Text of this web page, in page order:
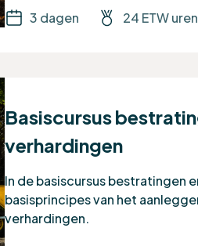
3 dagen 24 ETW uren
Basiscursus
verhardingen
In de basiscursus bestratingen
basisprincipes van het
verhardingen.